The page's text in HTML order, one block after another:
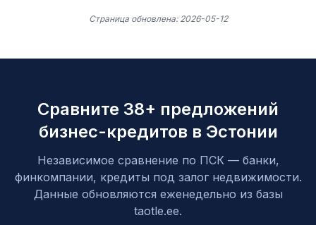
Страница обновлена: 2026-05-12
Сравните 38+ предложений
бизнес-кредитов в Эстонии
Независимое сравнение по ПСК — банки,
финкомпании, кредиты под залог недвижимости.
Данные обновляются еженедельно из базы
taotle.ee.